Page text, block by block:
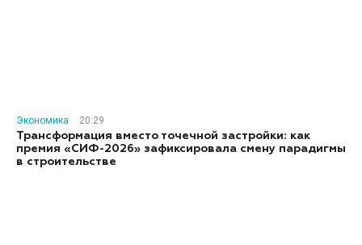
Экономика
20:29
Трансформация вместо точечной застройки: как
премия «СИФ-2026» зафиксировала смену парадигмы
в строительстве